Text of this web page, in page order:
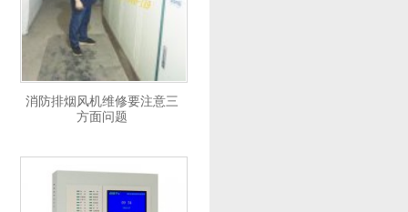
消防排烟风机维修要注意三
方面问题